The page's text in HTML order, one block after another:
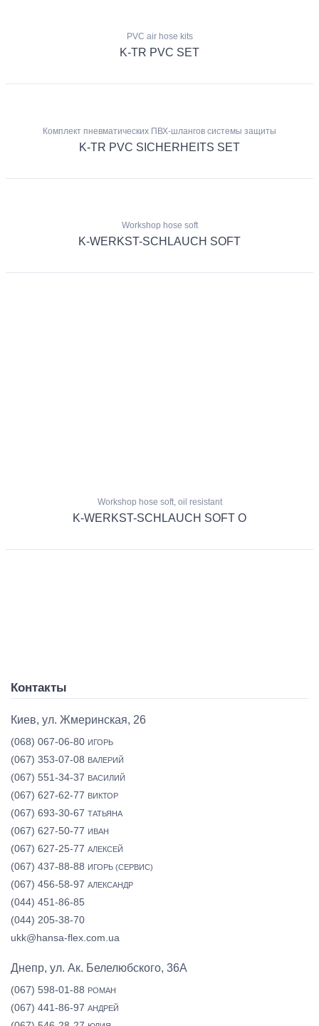
PVC air hose kits
K-TR PVC SET
Комплект пневматических ПВХ-шлангов системы защиты
K-TR PVC SICHERHEITS SET
Workshop hose soft
K-WERKST-SCHLAUCH SOFT
Workshop hose soft, oil resistant
K-WERKST-SCHLAUCH SOFT O
Контакты
Киев, ул. Жмеринская, 26
(068) 067-06-80 ИГОРЬ
(067) 353-07-08 ВАЛЕРИЙ
(067) 551-34-37 ВАСИЛИЙ
(067) 627-62-77 ВИКТОР
(067) 693-30-67 ТАТЬЯНА
(067) 627-50-77 ИВАН
(067) 627-25-77 АЛЕКСЕЙ
(067) 437-88-88 ИГОРЬ (СЕРВИС)
(067) 456-58-97 АЛЕКСАНДР
(044) 451-86-85
(044) 205-38-70
ukk@hansa-flex.com.ua
Днепр, ул. Ак. Белелюбского, 36А
(067) 598-01-88 РОМАН
(067) 441-86-97 АНДРЕЙ